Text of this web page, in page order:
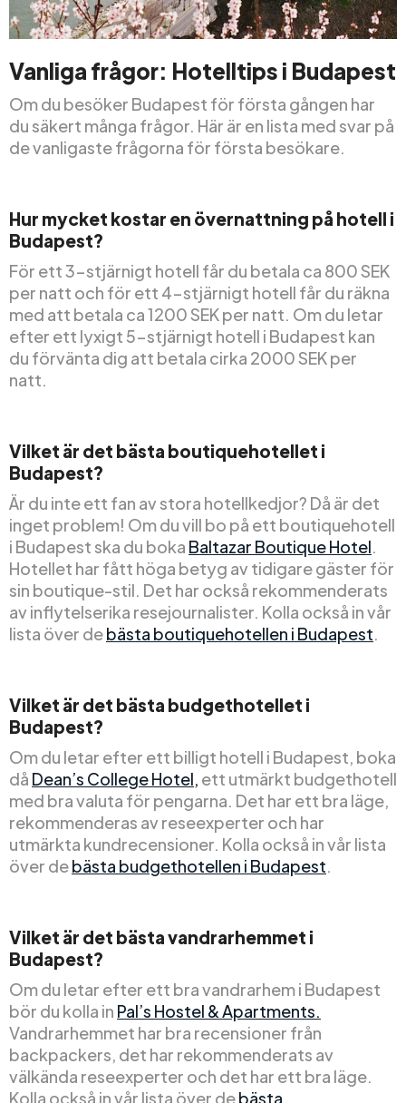
Vanliga frågor: Hotelltips i Budapest
Om du besöker Budapest för första gången har
du säkert många frågor. Här är en lista med svar på
de vanligaste frågorna för första besökare.
Hur mycket kostar en övernattning på hotell i
Budapest?
För ett 3-stjärnigt hotell får du betala ca 800 SEK
per natt och för ett 4-stjärnigt hotell får du räkna
med att betala ca 1200 SEK per natt. Om du letar
efter ett lyxigt 5-stjärnigt hotell i Budapest kan
du förvänta dig att betala cirka 2000 SEK per
natt.
Vilket är det bästa boutiquehotellet i
Budapest?
Är du inte ett fan av stora hotellkedjor? Då är det
inget problem! Om du vill bo på ett boutiquehotell
i Budapest ska du boka Baltazar Boutique Hotel.
Hotellet har fått höga betyg av tidigare gäster för
sin boutique-stil. Det har också rekommenderats
av inflytelserika resejournalister. Kolla också in vår
lista över debästa boutiquehotellen i Budapest.
Vilket är det bästa budgethotellet i
Budapest?
Om du letar efter ett billigt hotell i Budapest, boka
då Dean’s College Hotel, ett utmärkt budgethotell
med bra valuta för pengarna. Det har ett bra läge,
rekommenderas av reseexperter och har
utmärkta kundrecensioner. Kolla också in vår lista
över debästa budgethotellen i Budapest.
Vilket är det bästa vandrarhemmet i
Budapest?
Om du letar efter ett bra vandrarhem i Budapest
bör du kolla in Pal’s Hostel & Apartments.
Vandrarhemmet har bra recensioner från
backpackers, det har rekommenderats av
välkända reseexperter och det har ett bra läge.
Kolla också in vår lista över debästa